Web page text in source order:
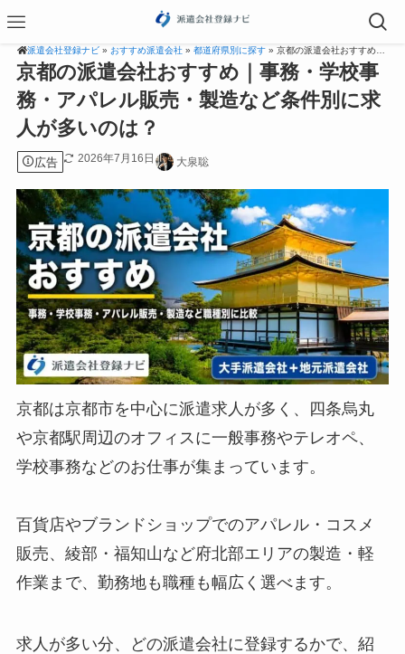
派遣会社登録ナビ » おすすめ派遣会社 »都道府県別に探す » 京都の派遣会社おすすめ｜事務・学校事務・アパレル販売・製造など条件別に求人が多いのは？
京都の派遣会社おすすめ｜事務・学校事
務・アパレル販売・製造など条件別に求
人が多いのは？
広告 2026年7月16日 大泉聡
京都は京都市を中心に派遣求人が多く、四条烏丸
や京都駅周辺のオフィスに一般事務やテレオペ、
学校事務などのお仕事が集まっています。
百貨店やブランドショップでのアパレル・コスメ
販売、綾部・福知山など府北部エリアの製造・軽
作業まで、勤務地も職種も幅広く選べます。
求人が多い分、どの派遣会社に登録するかで、紹